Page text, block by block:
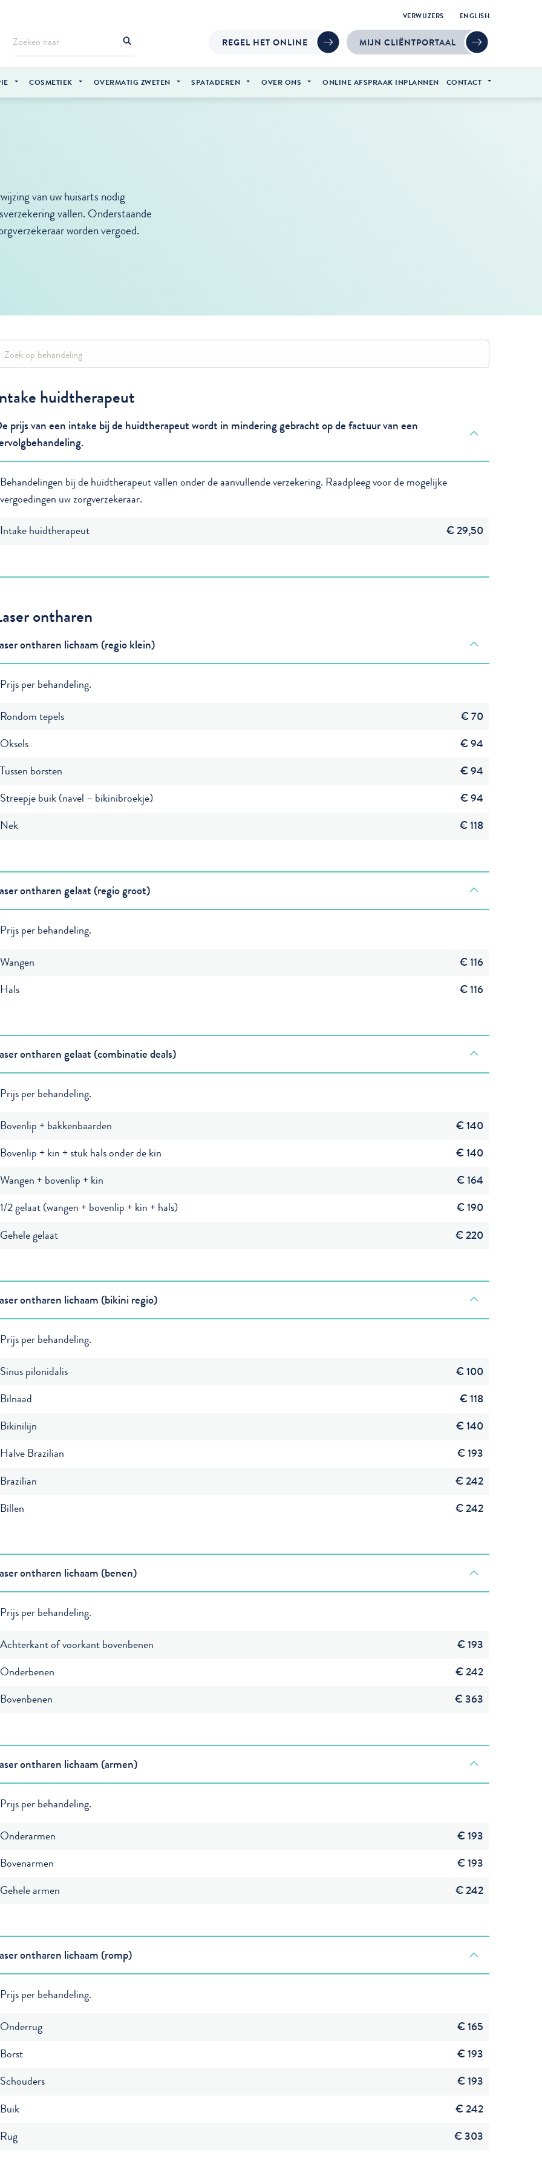
VERWIJZERS ENGLISH
REGEL HET ONLINE MIJN CLIËNTPORTAAL
COSMETIEK OVERMATIG ZWETEN SPATADEREN OVER ONS ONLINE AFSPRAAK INPLANNEN CONTACT
van uw huisarts nodig
vallen. Onderstaande
worden vergoed.
huidtherapeut
prijs van een intake bij de huidtherapeut wordt in mindering gebracht op de factuur van een
Behandelingen bij de huidtherapeut vallen onder de aanvullende verzekering. Raadpleeg voor de mogelijke
vergoedingen uw zorgverzekeraar.
Intake huidtherapeut € 29,50
ontharen
ontharen lichaam (regio klein)
Prijs per behandeling.
Rondom tepels
€ 70
Oksels
€ 94
Tussen borsten
€ 94
Streepje buik (navel – bikinibroekje)
€ 94
Nek
€ 118
ontharen gelaat (regio groot)
Prijs per behandeling.
Wangen
€ 116
Hals
€ 116
ontharen gelaat (combinatie deals)
Prijs per behandeling.
Bovenlip + bakkenbaarden
€ 140
Bovenlip + kin + stuk hals onder de kin
€ 140
Wangen + bovenlip + kin
€ 164
1/2 gelaat (wangen + bovenlip + kin + hals)
€ 190
Gehele gelaat
€ 220
ontharen lichaam (bikini regio)
Prijs per behandeling.
Sinus pilonidalis
€ 100
Bilnaad
€ 118
Bikinilijn
€ 140
Halve Brazilian
€ 193
Brazilian
€ 242
Billen
€ 242
ontharen lichaam (benen)
Prijs per behandeling.
Achterkant of voorkant bovenbenen
€ 193
Onderbenen
€ 242
Bovenbenen
€ 363
ontharen lichaam (armen)
Prijs per behandeling.
Onderarmen
€ 193
Bovenarmen
€ 193
Gehele armen
€ 242
ontharen lichaam (romp)
Prijs per behandeling.
Onderrug
€ 165
Borst
€ 193
Schouders
€ 193
Buik
€ 242
Rug
€ 303